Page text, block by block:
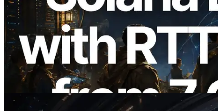
2026.08.05
ERPC erweitert Solana Leader Slot API
um Ping-Messung aus 7 globalen
Regionen — Validators Information API
ebenfalls gestartet
Lesen Sie diesen Artikel